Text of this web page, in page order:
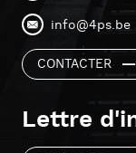
info@4ps.be
CONTACTER
Lettre